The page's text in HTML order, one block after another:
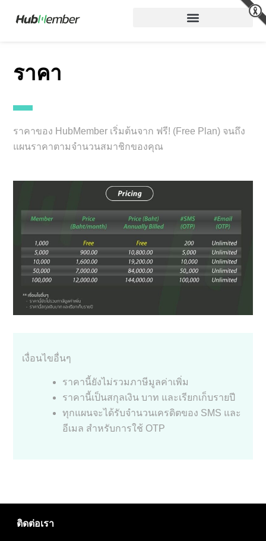
ราคา
ราคาของ HubMember เริ่มต้นจาก ฟรี! (Free Plan) จนถึง
แผนราคาตามจำนวนสมาชิกของคุณ
เงื่อนไขอื่นๆ
ราคานี้ยังไม่รวมภาษีมูลค่าเพิ่ม
ราคานี้เป็นสกุลเงิน บาท และเรียกเก็บรายปี
ทุกแผนจะได้รับจำนวนเครดิตของ SMS และ
อีเมล สำหรับการใช้ OTP
ติดต่อเรา